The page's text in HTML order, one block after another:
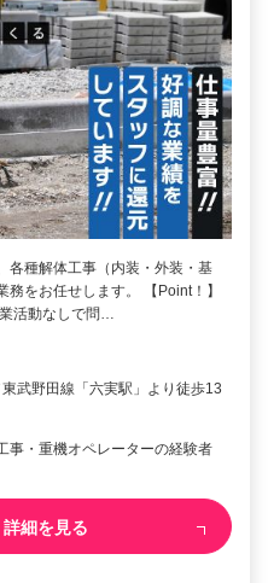
各種解体工事（内装・外装・基
をお任せします。 【Point！】
活動なしで問…
武野田線「六実駅」より徒歩13
事・重機オペレーターの経験者
詳細を見る